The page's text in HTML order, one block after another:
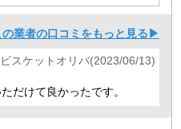
の業者の口コミをもっと見る▶
ビスケットオリバ(2023/06/13)
だけて良かったです。